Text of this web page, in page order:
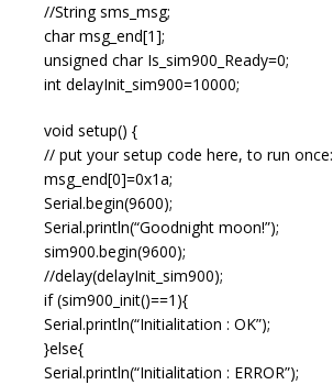
//String sms_msg;
char msg_end[1];
unsigned char Is_sim900_Ready=0;
int delayInit_sim900=10000;
void setup() {
// put your setup code here, to run once:
msg_end[0]=0x1a;
Serial.begin(9600);
Serial.println(“Goodnight moon!”);
sim900.begin(9600);
//delay(delayInit_sim900);
if (sim900_init()==1){
Serial.println(“Initialitation : OK”);
}else{
Serial.println(“Initialitation : ERROR”);